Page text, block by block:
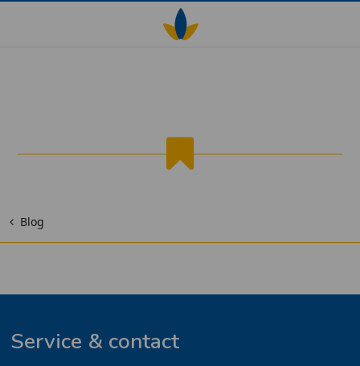
Blog
Service & contact